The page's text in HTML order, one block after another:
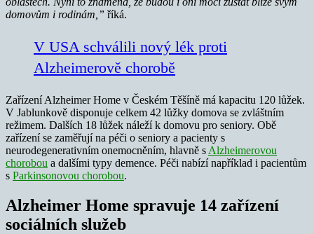
domovům i rodinám,” říká.
V USA schválili nový lék proti
Alzheimerově chorobě
Zařízení Alzheimer Home v Českém Těšíně má kapacitu 120 lůžek.
V Jablunkově disponuje celkem 42 lůžky domova se zvláštním
režimem. Dalších 18 lůžek náleží k domovu pro seniory. Obě
zařízení se zaměřují na péči o seniory a pacienty s
neurodegenerativním onemocněním, hlavně s Alzheimerovou
chorobou a dalšími typy demence. Péči nabízí například i pacientům
s Parkinsonovou chorobou.
Alzheimer Home spravuje 14 zařízení
sociálních služeb